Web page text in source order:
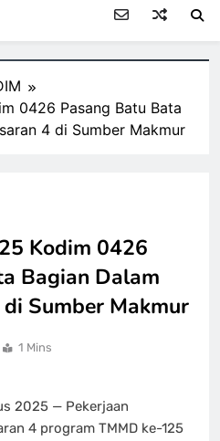
0426 Pasang Batu Bata
4 di Sumber Makmur
Kodim 0426
Bagian Dalam
Sumber Makmur
1 Mins
2025 — Pekerjaan
4 program TMMD ke-125